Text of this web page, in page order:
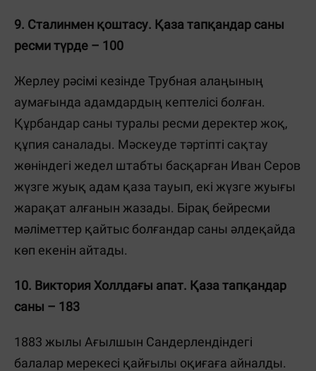
9. Сталинмен қоштасу. Қаза тапқандар саны
ресми түрде – 100
Жерлеу рәсімі кезінде Трубная алаңының
аумағында адамдардың кептелісі болған.
Құрбандар саны туралы ресми деректер жоқ,
құпия саналады. Мәскеуде тәртіпті сақтау
жөніндегі жедел штабты басқарған Иван Серов
жүзге жуық адам қаза тауып, екі жүзге жуығы
жарақат алғанын жазады. Бірақ бейресми
мәліметтер қайтыс болғандар саны әлдеқайда
көп екенін айтады.
10. Виктория Холлдағы апат. Қаза тапқандар
саны – 183
1883 жылы Ағылшын Сандерлендіндегі
балалар мерекесі қайғылы оқиғаға айналды.